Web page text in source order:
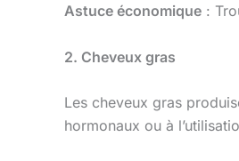
Astuce économique :
2. Cheveux gras
Les cheveux gras
hormonaux ou à